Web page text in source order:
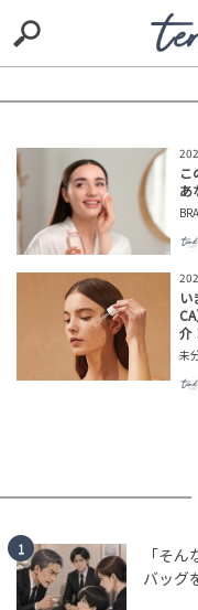
TIE-UP お出かけ
trill nordot
tend
「高市よ
こ
あ
い
介
未
「そ
バッグ